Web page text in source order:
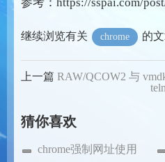
继续浏览有关 chrome 的
上一篇 RAW/QCOW2 与
猜你喜欢
chrome强制网址使用